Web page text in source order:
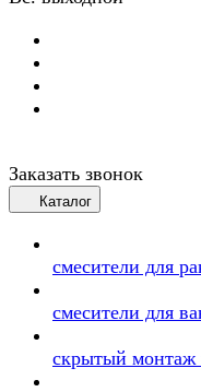
Заказать звонок
Каталог
смесители для
смесители для
скрытый